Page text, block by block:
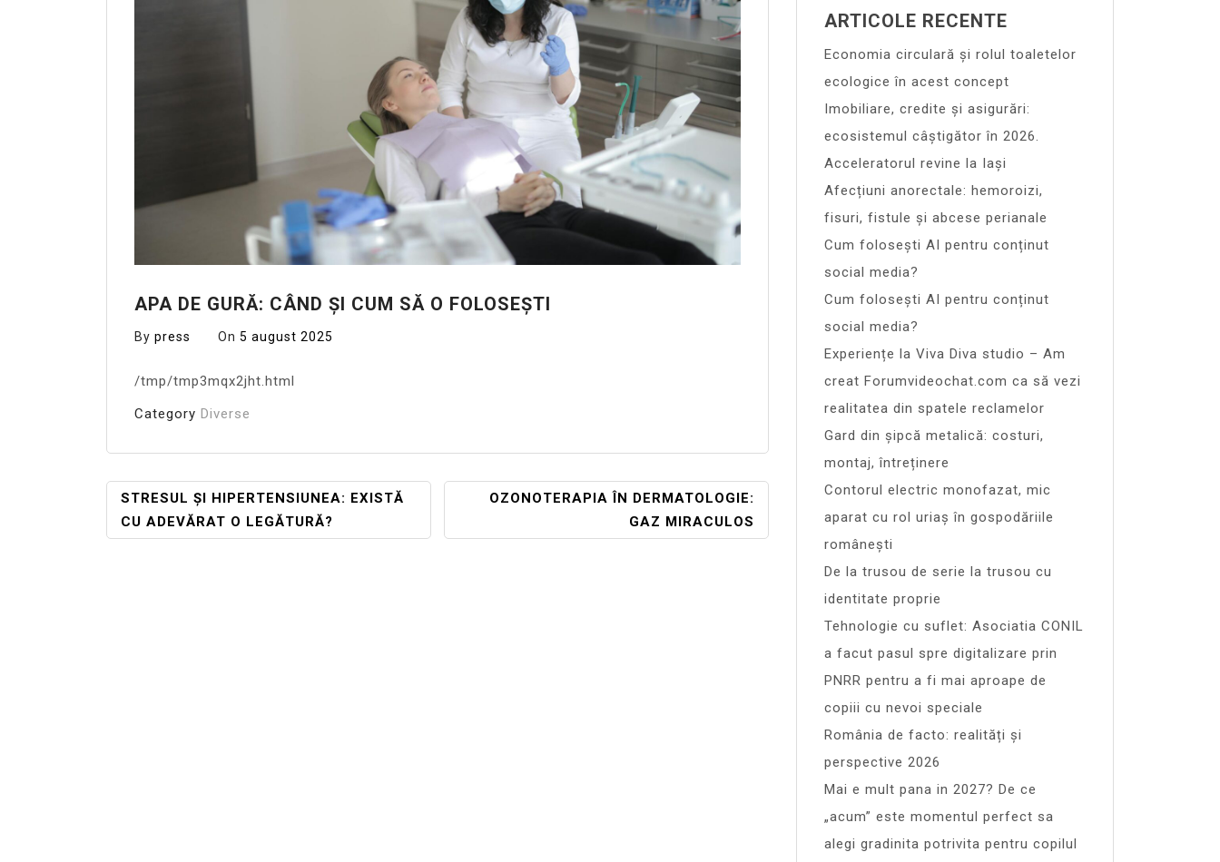
APA DE GURĂ: CÂND ȘI CUM SĂ O FOLOSEȘTI
By press On 5 august 2025
/tmp/tmp3mqx2jht.html
Category Diverse
Navigare
În
STRESUL ȘI HIPERTENSIUNEA: EXISTĂ
CU ADEVĂRAT O LEGĂTURĂ?
OZONOTERAPIA ÎN DERMATOLOGIE:
GAZ MIRACULOS
ARTICOLE RECENTE
Economia circulară și rolul toaletelor
ecologice în acest concept
Imobiliare, credite și asigurări:
ecosistemul câștigător în 2026.
Acceleratorul revine la Iași
Afecțiuni anorectale: hemoroizi,
fisuri, fistule și abcese perianale
Cum folosești AI pentru conținut
social media?
Cum folosești AI pentru conținut
social media?
Experiențe la Viva Diva studio – Am
creat Forumvideochat.com ca să vezi
realitatea din spatele reclamelor
Gard din șipcă metalică: costuri,
montaj, întreținere
Contorul electric monofazat, mic
aparat cu rol uriaș în gospodăriile
românești
De la trusou de serie la trusou cu
identitate proprie
Tehnologie cu suflet: Asociatia CONIL
a facut pasul spre digitalizare prin
PNRR pentru a fi mai aproape de
copiii cu nevoi speciale
România de facto: realități și
perspective 2026
Mai e mult pana in 2027? De ce
„acum” este momentul perfect sa
alegi gradinita potrivita pentru copilul